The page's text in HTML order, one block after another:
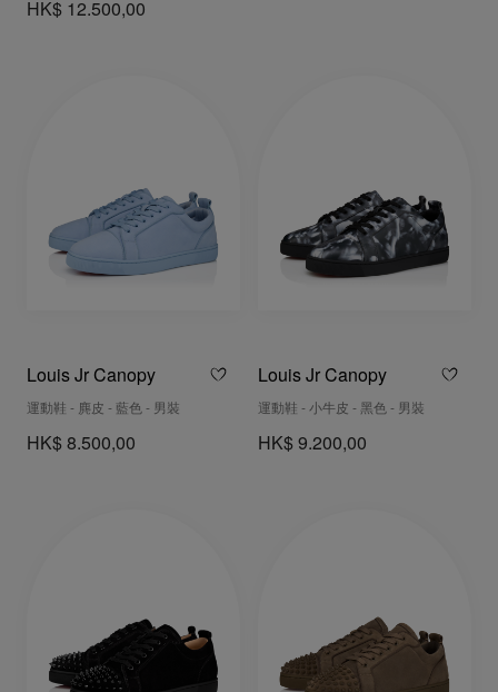
HK$ 12.500,00
Louis Jr Canopy
運動鞋 - 麂皮 - 藍色 - 男裝
HK$ 8.500,00
Louis Jr Canopy
運動鞋 - 小牛皮 - 黑色 - 男裝
HK$ 9.200,00